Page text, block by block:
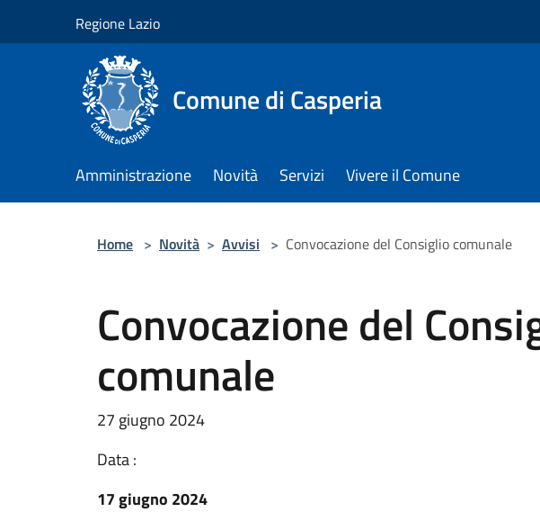
Regione Lazio
Comune di Casperia
Amministrazione Novità Servizi Vivere il Comune
Home > Novità > Avvisi > Convocazione del Consiglio comunale
Convocazione del
comunale
27 giugno 2024
Data :
17 giugno 2024